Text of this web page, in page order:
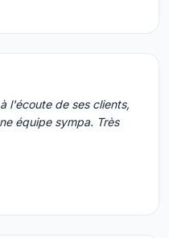
l'écoute de ses clients,
équipe sympa. Très